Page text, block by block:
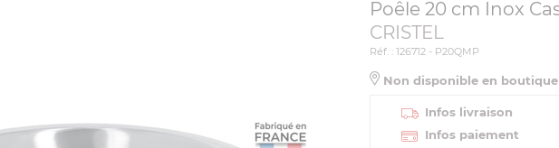
Poêle 20 cm Inox
CRISTEL
Réf. : 126712 - P20QMP
Non disponible en boutique
Infos livraison
Infos paiement